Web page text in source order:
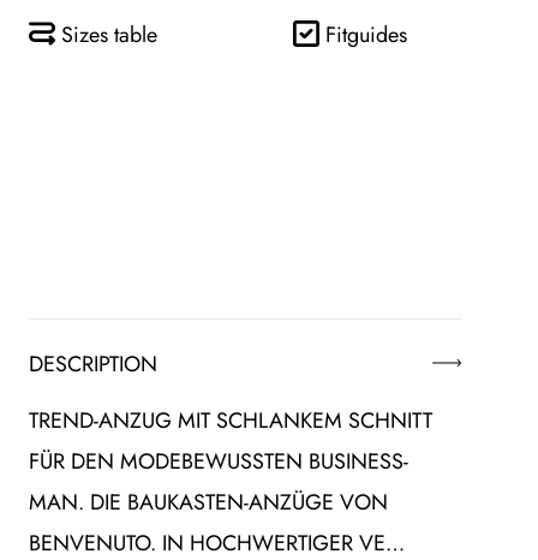
Sizes table Fitguides
DESCRIPTION
TREND-ANZUG MIT SCHLANKEM SCHNITT
FÜR DEN MODEBEWUSSTEN BUSINESS-
MAN. DIE BAUKASTEN-ANZÜGE VON
BENVENUTO. IN HOCHWERTIGER VE…